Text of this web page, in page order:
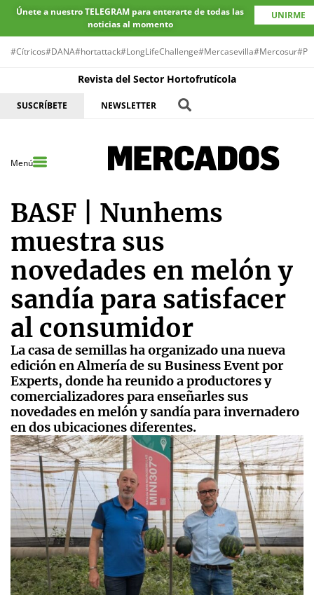
Únete a nuestro TELEGRAM para enterarte de todas las
noticias al momento
UNIRME
#Cítricos#DANA#hortattack#LongLifeChallenge#Mercasevilla#Mercosur
Revista del Sector Hortofrutícola
SUSCRÍBETE NEWSLETTER
Menú
BASF | Nunhems
muestra sus
novedades en melón y
sandía para satisfacer
al consumidor
La casa de semillas ha organizado una nueva
edición en Almería de su Business Event por
Experts, donde ha reunido a productores y
comercializadores para enseñarles sus
novedades en melón y sandía para invernadero
en dos ubicaciones diferentes.